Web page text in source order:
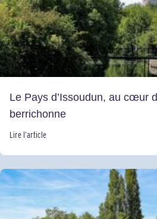
Le Pays d’Issoudun, au cœur
berrichonne
Lire l’article